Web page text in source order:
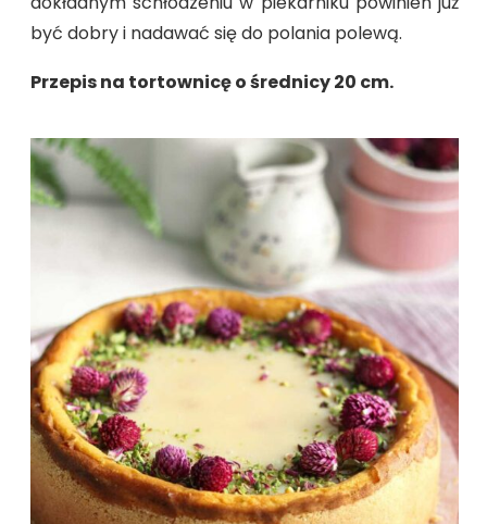
być dobry i nadawać się do polania polewą.
Przepis na tortownicę o średnicy 20 cm.